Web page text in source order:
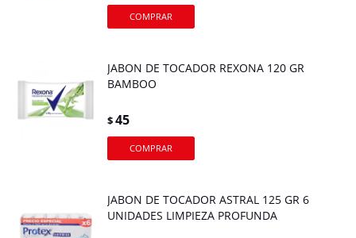
JABON DE TOCADOR REXONA 120 GR
BAMBOO
$45
JABON DE TOCADOR ASTRAL 125 GR 6
UNIDADES LIMPIEZA PROFUNDA